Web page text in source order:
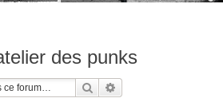
des punks
Rechercher